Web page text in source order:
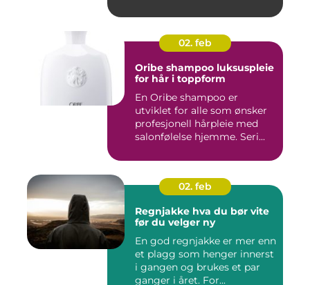
02. feb
Oribe shampoo luksuspleie
for hår i toppform
En Oribe shampoo er
utviklet for alle som ønsker
profesjonell hårpleie med
salonfølelse hjemme. Seri...
02. feb
Regnjakke hva du bør vite
før du velger ny
En god regnjakke er mer enn
et plagg som henger innerst
i gangen og brukes et par
ganger i året. For...